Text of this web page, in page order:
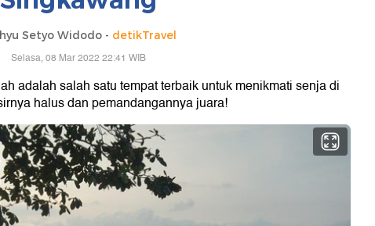
Setyo Widodo - detikTravel
Selasa, 08 Mar 2022 22:41 WIB
adalah salah satu tempat terbaik untuk menikmati senja di
halus dan pemandangannya juara!